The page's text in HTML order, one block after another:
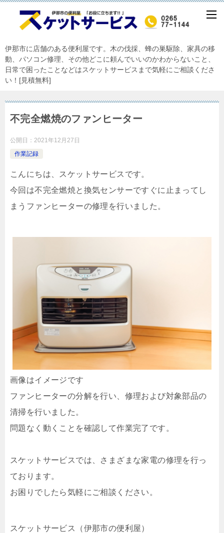
伊那市に店舗のある便利屋です。木の伐採、蜂の巣駆除、家具の移
動、パソコン修理、その他どこに頼んでいいのかわからないこと、
日常で困ったことなどはスケットサービスまで気軽にご相談くださ
い！[見積無料]
不完全燃焼のファンヒーター
公開日： 2021年12月27日
作業記録
こんにちは、スケットサービスです。
今回は不完全燃焼と換気センサーですぐに止まってし
まうファンヒーターの修理を行いました。
画像はイメージです
ファンヒーターの分解を行い、修理および対象部品の
清掃を行いました。
問題なく動くことを確認して作業完了です。
スケットサービスでは、さまざまな家電の修理を行っ
ております。
お困りでしたら気軽にご相談ください。
スケットサービス（伊那市の便利屋）